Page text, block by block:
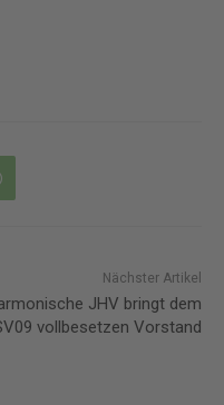
Nächster Artikel
JHV bringt dem
vollbesetzen Vorstand